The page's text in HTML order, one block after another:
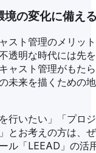
境の変化に備え
スト管理のメリッ
透明な時代には先
ャスト管理がもた
未来を描くための
行いたい」「プロ
とお考えの方は、
ル「LEEAD」の活